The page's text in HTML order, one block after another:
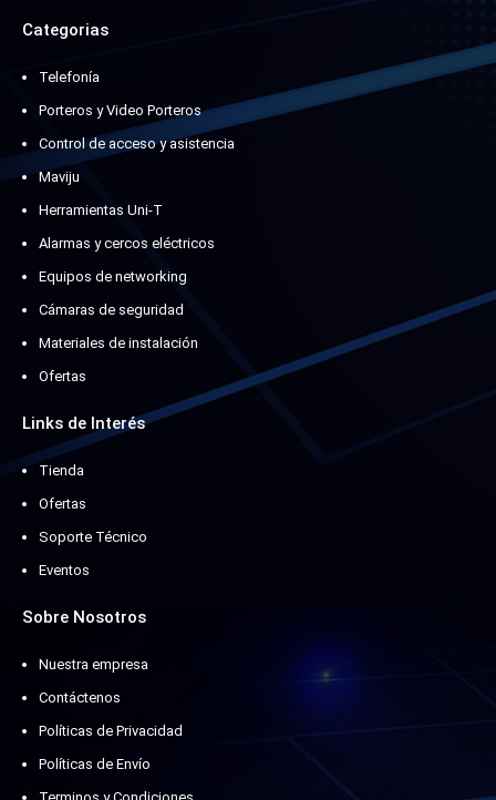
Categorias
Telefonía
Porteros y Video Porteros
Control de acceso y asistencia
Maviju
Herramientas Uni-T
Alarmas y cercos eléctricos
Equipos de networking
Cámaras de seguridad
Materiales de instalación
Ofertas
Links de Interés
Tienda
Ofertas
Soporte Técnico
Eventos
Sobre Nosotros
Nuestra empresa
Contáctenos
Políticas de Privacidad
Políticas de Envío